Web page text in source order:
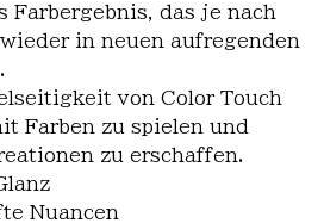
Farbergebnis, das je nach
in neuen aufregenden
von Color Touch
Farben zu spielen und
zu erschaffen.
Nuancen